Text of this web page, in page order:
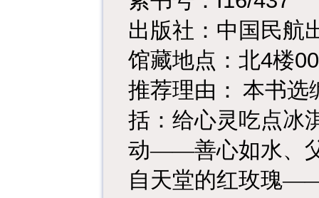
出版社：中国民航
馆藏地点：北4楼
推荐理由： 本书选
括：给心灵吃点
动——善心如水、
自天堂的红玫瑰